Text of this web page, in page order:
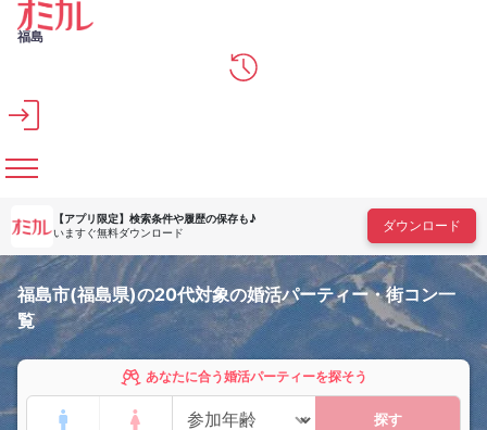
メインコンテンツへスキップ
福島
【アプリ限定】 検索条件や履歴の保存も♪
いますぐ無料ダウンロード
ダウンロード
福島市(福島県)の20代対象の婚活パーティー・街コン一
覧
あなたに合う婚活パーティーを探そう
探す